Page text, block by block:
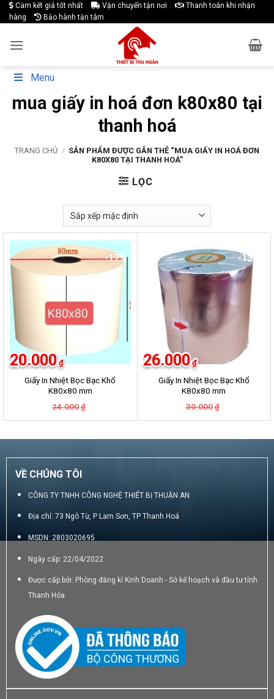
Skip
to
Cam kết giá tốt nhất Vận chuyển tận nơi
Thanh toán khi nhận
hàng
Bảo hành tận tâm
Menu
mua giấy in hoá đơn k80x80 tại
thanh hoá
TRANG CHỦ / SẢN PHẨM ĐƯỢC GẮN THẺ “MUA GIẤY IN HOÁ ĐƠN
K80X80 TẠI THANH HOÁ”
LỌC
-17%
Giấy In Nhiệt Bọc Bạc Khổ
K80x80 mm
24.000 ₫
là:
20.000 ₫
tại
20.000₫.
-13%
Giấy In Nhiệt Bọc Bạc Khổ
K80x80 mm
30.000 ₫
là:
26.000 ₫
tại
26.000₫.
VỀ CHÚNG TÔI
CÔNG TY TNHH CÔNG NGHỆ THIẾT BỊ THUẬN AN
Địa chỉ: 73 Ngô Từ, P Lam Sơn, TP Thanh Hoá
MSDN: 2803020695
Ngày cấp: 22/04/2022
Được cấp bởi: Phòng đăng kí Kinh Doanh - Sở kế hoạch và đầu tư tỉnh
Thanh Hóa